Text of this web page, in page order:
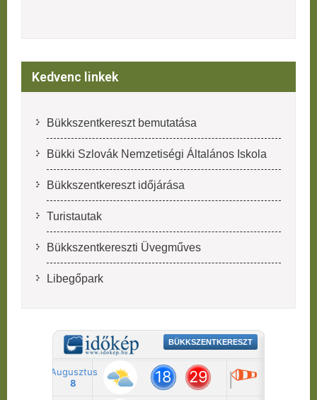
Kedvenc linkek
Bükkszentkereszt bemutatása
Bükki Szlovák Nemzetiségi Általános Iskola
Bükkszentkereszt időjárása
Turistautak
Bükkszentkereszti Üvegműves
Libegőpark